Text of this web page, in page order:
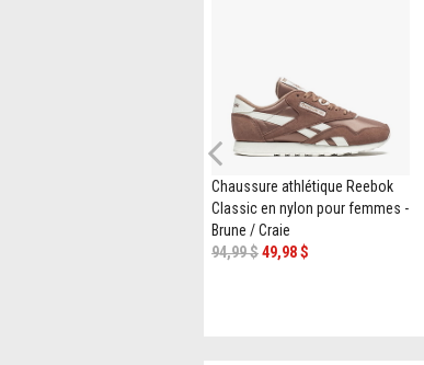
Previous
Chaussure athlétique Reebok
Classic en nylon pour femmes -
Brune / Craie
94,99 $49,98 $